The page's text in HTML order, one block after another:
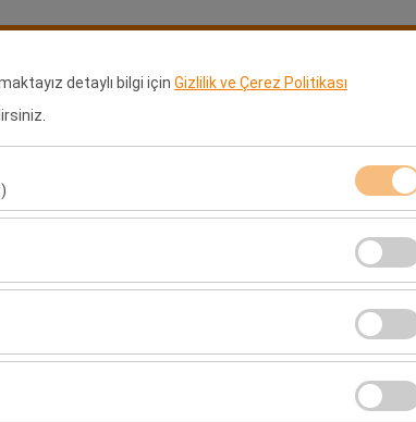
detaylı bilgi için Gizlilik ve Çerez Politikası
yönetimi ve temel işlevler için gereklidir. Devre dışı
çok ziyaret edilen sayfalar, kullanıcı davranışları) analiz
ve kullanıcı deneyimini sürekli iyileştirmek için kullanılır.
göstermemize ve reklam kampanyalarımızın
tanır.
Bayilik Başvurusu Araçlar Uzun Dönem Kiralama
Bırakış Tarih & Saat
09:00